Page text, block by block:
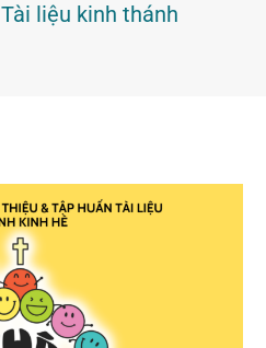
Tài liệu kinh thánh